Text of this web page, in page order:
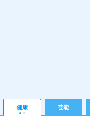
健康 芸能